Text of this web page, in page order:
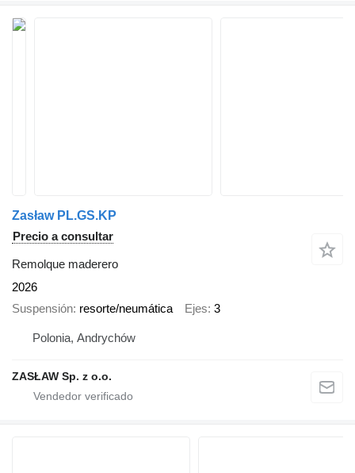
Zasław PL.GS.KP
Precio a consultar
Remolque maderero
2026
Suspensión resorte/neumática Ejes 3
Polonia, Andrychów
ZASŁAW Sp. z o.o.